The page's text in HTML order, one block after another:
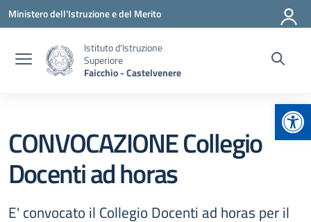
Vai ai contenuti
Vai al menu di navigazione
Vai al footer
Ministero dell'Istruzione e del Merito
Istituto d'Istruzione
Superiore
Faicchio - Castelvenere
CONVOCAZIONE Collegio
Docenti ad horas
E' convocato il Collegio Docenti ad horas per il